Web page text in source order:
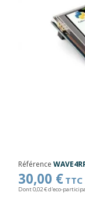
Référence
30,00 € TTC
Dont 0,02 € d'eco-